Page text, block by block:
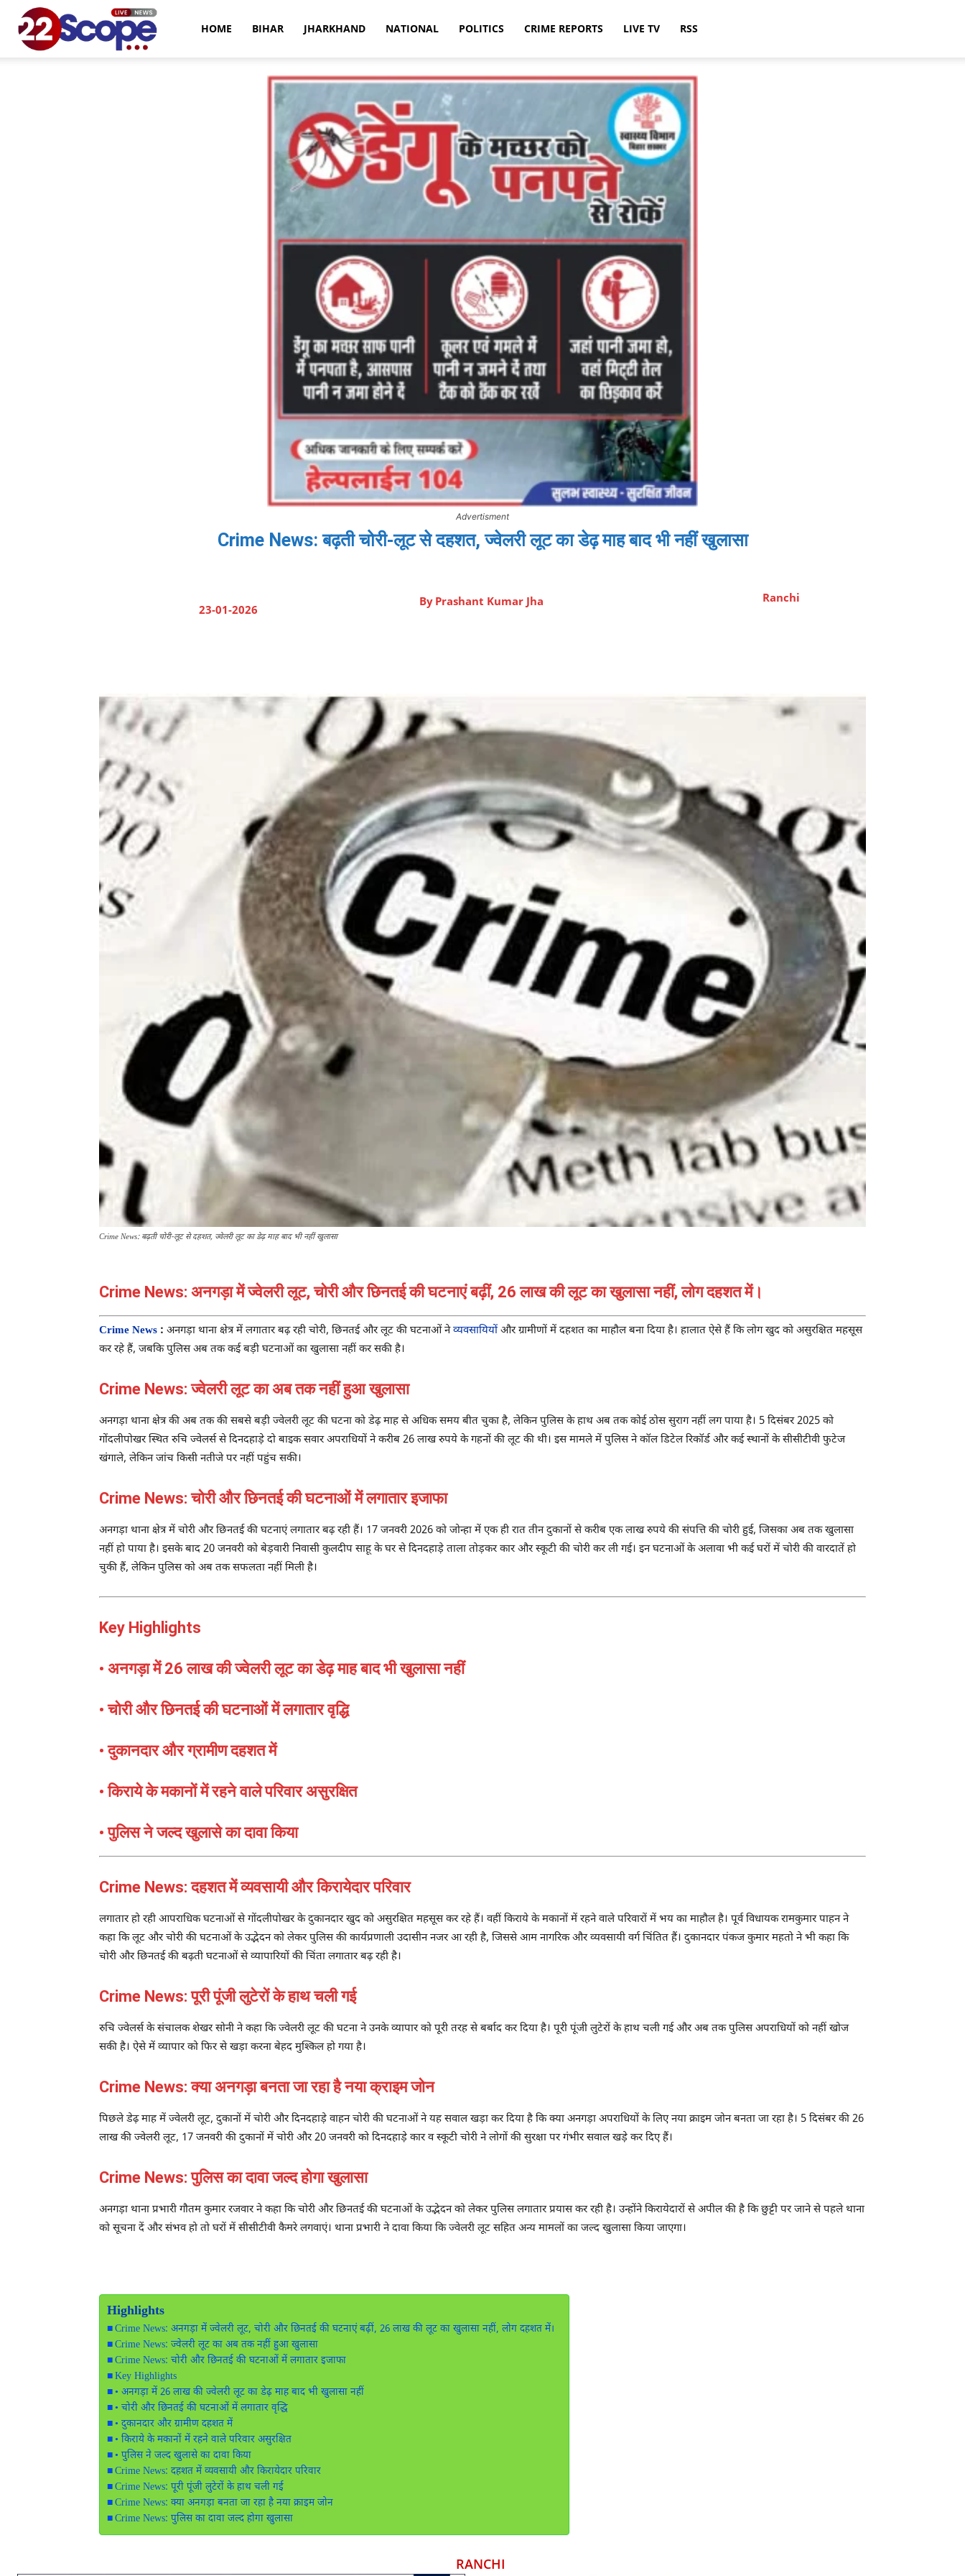
HOME BIHAR JHARKHAND NATIONAL POLITICS CRIME REPORTS LIVE TV RSS
Advertisment
Crime News: बढ़ती चोरी-लूट से दहशत, ज्वेलरी लूट का डेढ़ माह बाद भी नहीं खुलासा
23-01-2026
By Prashant Kumar Jha Ranchi
Crime News: बढ़ती चोरी-लूट से दहशत, ज्वेलरी लूट का डेढ़ माह बाद भी नहीं खुलासा
Crime News: अनगड़ा में ज्वेलरी लूट, चोरी और छिनतई की घटनाएं बढ़ीं, 26 लाख की लूट का खुलासा नहीं, लोग दहशत में।
Crime News : अनगड़ा थाना क्षेत्र में लगातार बढ़ रही चोरी, छिनतई और लूट की घटनाओं नेव्यवसायियोंऔर ग्रामीणों में दहशत का माहौल बना दिया है। हालात ऐसे हैं कि लोग खुद को असुरक्षित महसूस
कर रहे हैं, जबकि पुलिस अब तक कई बड़ी घटनाओं का खुलासा नहीं कर सकी है।
Crime News: ज्वेलरी लूट का अब तक नहीं हुआ खुलासा
अनगड़ा थाना क्षेत्र की अब तक की सबसे बड़ी ज्वेलरी लूट की घटना को डेढ़ माह से अधिक समय बीत चुका है, लेकिन पुलिस के हाथ अब तक कोई ठोस सुराग नहीं लग पाया है। 5 दिसंबर 2025 को
गोंदलीपोखर स्थित रुचि ज्वेलर्स से दिनदहाड़े दो बाइक सवार अपराधियों ने करीब 26 लाख रुपये के गहनों की लूट की थी। इस मामले में पुलिस ने कॉल डिटेल रिकॉर्ड और कई स्थानों के सीसीटीवी फुटेज
खंगाले, लेकिन जांच किसी नतीजे पर नहीं पहुंच सकी।
Crime News: चोरी और छिनतई की घटनाओं में लगातार इजाफा
अनगड़ा थाना क्षेत्र में चोरी और छिनतई की घटनाएं लगातार बढ़ रही हैं। 17 जनवरी 2026 को जोन्हा में एक ही रात तीन दुकानों से करीब एक लाख रुपये की संपत्ति की चोरी हुई, जिसका अब तक खुलासा
नहीं हो पाया है। इसके बाद 20 जनवरी को बेड़वारी निवासी कुलदीप साहू के घर से दिनदहाड़े ताला तोड़कर कार और स्कूटी की चोरी कर ली गई। इन घटनाओं के अलावा भी कई घरों में चोरी की वारदातें हो
चुकी हैं, लेकिन पुलिस को अब तक सफलता नहीं मिली है।
Key Highlights
• अनगड़ा में 26 लाख की ज्वेलरी लूट का डेढ़ माह बाद भी खुलासा नहीं
• चोरी और छिनतई की घटनाओं में लगातार वृद्धि
• दुकानदार और ग्रामीण दहशत में
• किराये के मकानों में रहने वाले परिवार असुरक्षित
• पुलिस ने जल्द खुलासे का दावा किया
Crime News: दहशत में व्यवसायी और किरायेदार परिवार
लगातार हो रही आपराधिक घटनाओं से गोंदलीपोखर के दुकानदार खुद को असुरक्षित महसूस कर रहे हैं। वहीं किराये के मकानों में रहने वाले परिवारों में भय का माहौल है। पूर्व विधायक रामकुमार पाहन ने
कहा कि लूट और चोरी की घटनाओं के उद्भेदन को लेकर पुलिस की कार्यप्रणाली उदासीन नजर आ रही है, जिससे आम नागरिक और व्यवसायी वर्ग चिंतित हैं। दुकानदार पंकज कुमार महतो ने भी कहा कि
चोरी और छिनतई की बढ़ती घटनाओं से व्यापारियों की चिंता लगातार बढ़ रही है।
Crime News: पूरी पूंजी लुटेरों के हाथ चली गई
रुचि ज्वेलर्स के संचालक शेखर सोनी ने कहा कि ज्वेलरी लूट की घटना ने उनके व्यापार को पूरी तरह से बर्बाद कर दिया है। पूरी पूंजी लुटेरों के हाथ चली गई और अब तक पुलिस अपराधियों को नहीं खोज
सकी है। ऐसे में व्यापार को फिर से खड़ा करना बेहद मुश्किल हो गया है।
Crime News: क्या अनगड़ा बनता जा रहा है नया क्राइम जोन
पिछले डेढ़ माह में ज्वेलरी लूट, दुकानों में चोरी और दिनदहाड़े वाहन चोरी की घटनाओं ने यह सवाल खड़ा कर दिया है कि क्या अनगड़ा अपराधियों के लिए नया क्राइम जोन बनता जा रहा है। 5 दिसंबर की 26
लाख की ज्वेलरी लूट, 17 जनवरी की दुकानों में चोरी और 20 जनवरी को दिनदहाड़े कार व स्कूटी चोरी ने लोगों की सुरक्षा पर गंभीर सवाल खड़े कर दिए हैं।
Crime News: पुलिस का दावा जल्द होगा खुलासा
अनगड़ा थाना प्रभारी गौतम कुमार रजवार ने कहा कि चोरी और छिनतई की घटनाओं के उद्भेदन को लेकर पुलिस लगातार प्रयास कर रही है। उन्होंने किरायेदारों से अपील की है कि छुट्टी पर जाने से पहले थाना
को सूचना दें और संभव हो तो घरों में सीसीटीवी कैमरे लगवाएं। थाना प्रभारी ने दावा किया कि ज्वेलरी लूट सहित अन्य मामलों का जल्द खुलासा किया जाएगा।
Highlights
Crime News: अनगड़ा में ज्वेलरी लूट, चोरी और छिनतई की घटनाएं बढ़ीं, 26 लाख की लूट का खुलासा नहीं, लोग दहशत में।
Crime News: ज्वेलरी लूट का अब तक नहीं हुआ खुलासा
Crime News: चोरी और छिनतई की घटनाओं में लगातार इजाफा
Key Highlights
• अनगड़ा में 26 लाख की ज्वेलरी लूट का डेढ़ माह बाद भी खुलासा नहीं
• चोरी और छिनतई की घटनाओं में लगातार वृद्धि
• दुकानदार और ग्रामीण दहशत में
• किराये के मकानों में रहने वाले परिवार असुरक्षित
• पुलिस ने जल्द खुलासे का दावा किया
Crime News: दहशत में व्यवसायी और किरायेदार परिवार
Crime News: पूरी पूंजी लुटेरों के हाथ चली गई
Crime News: क्या अनगड़ा बनता जा रहा है नया क्राइम जोन
Crime News: पुलिस का दावा जल्द होगा खुलासा
RANCHI